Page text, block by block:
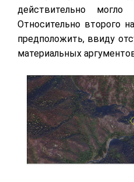
действительно
Относительно второго
предположить, ввиду
материальных